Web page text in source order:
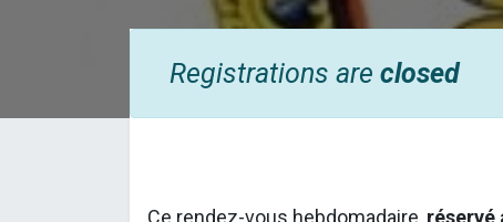
Registrations are closed
Ce rendez-vous hebdomadaire, réservé